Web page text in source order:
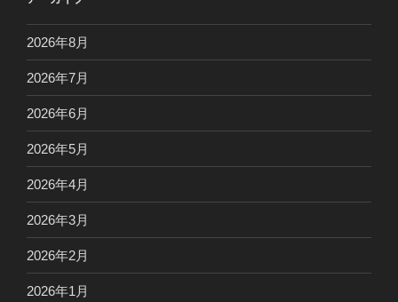
2026年8月
2026年7月
2026年6月
2026年5月
2026年4月
2026年3月
2026年2月
2026年1月